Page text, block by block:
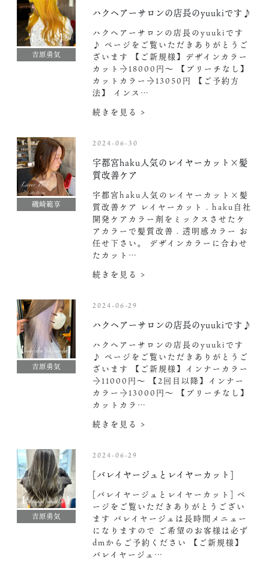
吉原勇気
ハクヘアーサロンの店長のyuukiです♪
ハクヘアーサロンの店長のyuukiです
♪ ページをご覧いただきありがとうご
ざいます 【ご新規様】デザインカラー
カット→18000円〜 【ブリーチなし】
カットカラー→13050円 【ご予約方
法】 インス…
続きを見る >
磯崎範享
2024-06-30
宇都宮haku人気のレイヤーカット×髪
質改善ケア
宇都宮haku人気のレイヤーカット×髪
質改善ケア レイヤーカット . haku自社
開発ケアカラー剤をミックスさせたケ
アカラーで髪質改善 . 透明感カラー お
任せ下さい。 デザインカラーに合わせ
たカット…
続きを見る >
吉原勇気
2024-06-29
ハクヘアーサロンの店長のyuukiです♪
ハクヘアーサロンの店長のyuukiです
♪ ページをご覧いただきありがとうご
ざいます 【ご新規様】インナーカラー
→11000円〜 【2回目以降】インナー
カラー→13000円〜 【ブリーチなし】
カットカラ…
続きを見る >
吉原勇気
2024-06-29
[バレイヤージュとレイヤーカット]
[バレイヤージュとレイヤーカット] ペ
ージをご覧いただきありがとうござい
ます バレイヤージュは長時間メニュー
になりますので ご希望のお客様は必ず
dmからご予約ください‍
【ご新規様】
バレイヤージュ…